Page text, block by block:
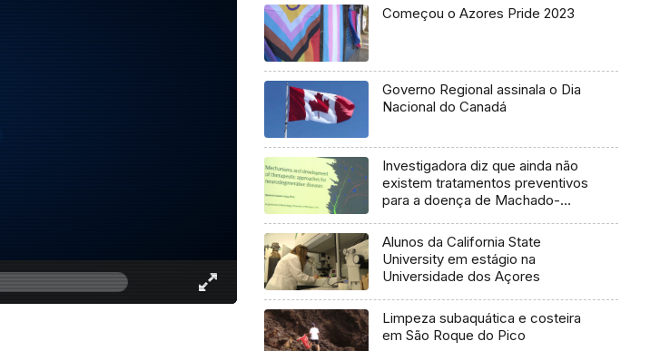
Começou o Azores Pride 2023
Governo Regional assinala o Dia
Nacional do Canadá
Investigadora diz que ainda não
existem tratamentos preventivos
para a doença de Machado-
Alunos da California State
University em estágio na
Universidade dos Açores
Limpeza subaquática e costeira
em São Roque do Pico